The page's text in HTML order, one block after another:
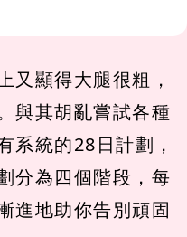
又顯得大腿很粗，
與其胡亂嘗試各種
系統的28日計劃，
分為四個階段，每
進地助你告別頑固